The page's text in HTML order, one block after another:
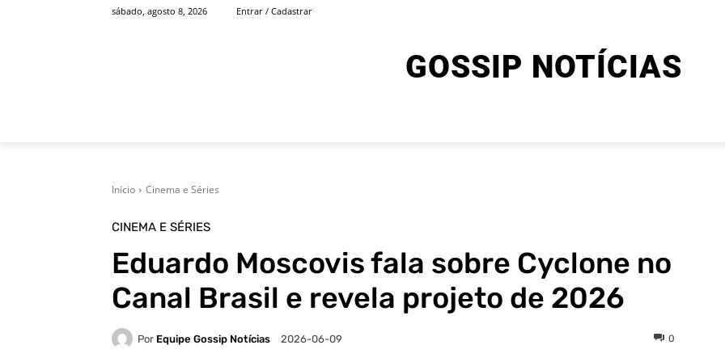
sábado, agosto 8, 2026 Entrar / Cadastrar
GOSSIP NOTÍCIAS
Início Cinema e Séries
CINEMA E SÉRIES
Eduardo Moscovis fala sobre Cyclone no
Canal Brasil e revela projeto de 2026
Por Equipe Gossip Notícias 2026-06-09 0